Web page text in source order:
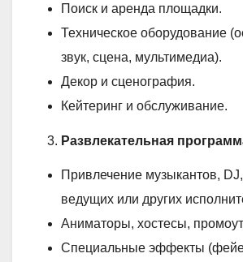
Поиск и аренда площадки.
Техническое оборудование
звук, сцена, мультимедиа).
Декор и сценография.
Кейтеринг и обслуживание.
Развлекательная
Привлечение музыкантов,
ведущих или других
Аниматоры, хостесы,
Специальные эффекты